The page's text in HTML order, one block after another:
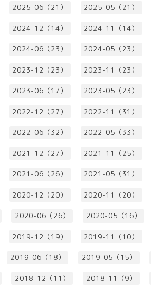
2025-06（21） 2025-05（21）
2024-12（14） 2024-11（14）
2024-06（23） 2024-05（23）
2023-12（23） 2023-11（23）
2023-06（17） 2023-05（23）
2022-12（27） 2022-11（31）
2022-06（32） 2022-05（33）
2021-12（27） 2021-11（25）
2021-06（26） 2021-05（31）
2020-12（20） 2020-11（20）
2020-06（26） 2020-05（16）
2019-12（19） 2019-11（10）
2019-06（18） 2019-05（15）
2018-12（11） 2018-11（9）